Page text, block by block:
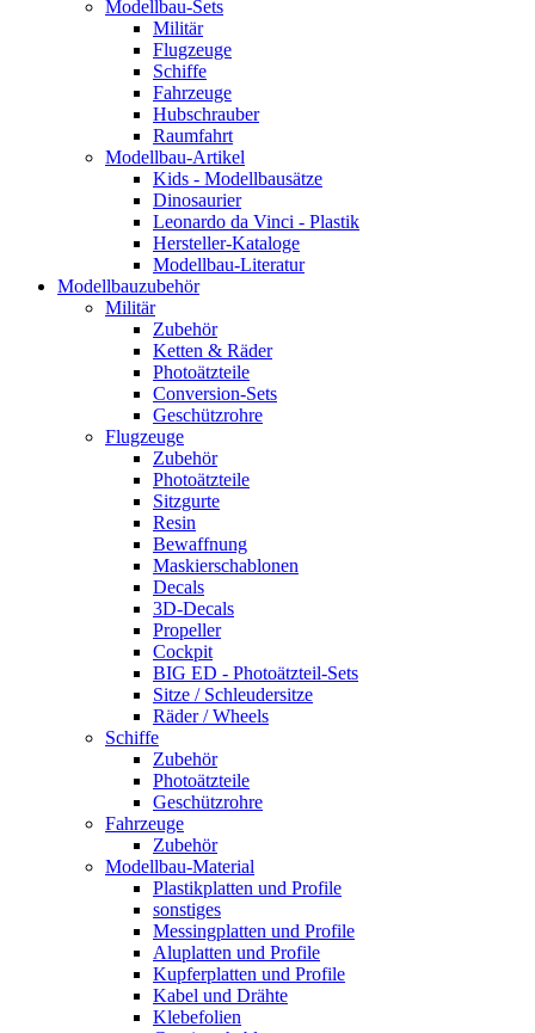
Modellbau-Sets
Militär
Flugzeuge
Schiffe
Fahrzeuge
Hubschrauber
Raumfahrt
Modellbau-Artikel
Kids - Modellbausätze
Dinosaurier
Leonardo da Vinci - Plastik
Hersteller-Kataloge
Modellbau-Literatur
Modellbauzubehör
Militär
Zubehör
Ketten & Räder
Photoätzteile
Conversion-Sets
Geschützrohre
Flugzeuge
Zubehör
Photoätzteile
Sitzgurte
Resin
Bewaffnung
Maskierschablonen
Decals
3D-Decals
Propeller
Cockpit
BIG ED - Photoätzteil-Sets
Sitze / Schleudersitze
Räder / Wheels
Schiffe
Zubehör
Photoätzteile
Geschützrohre
Fahrzeuge
Zubehör
Modellbau-Material
Plastikplatten und Profile
sonstiges
Messingplatten und Profile
Aluplatten und Profile
Kupferplatten und Profile
Kabel und Drähte
Klebefolien